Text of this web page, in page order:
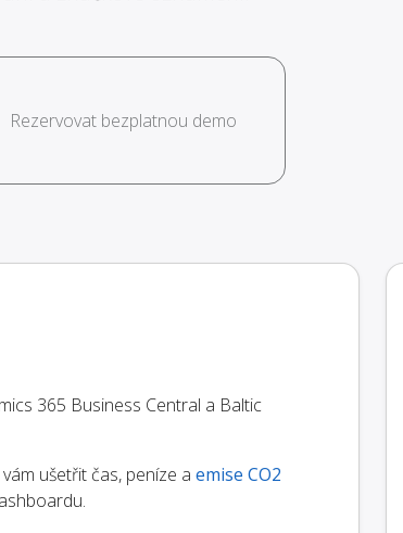
Rezervovat bezplatnou demo
365 Business Central a Baltic
ušetřit čas, peníze a emise CO2